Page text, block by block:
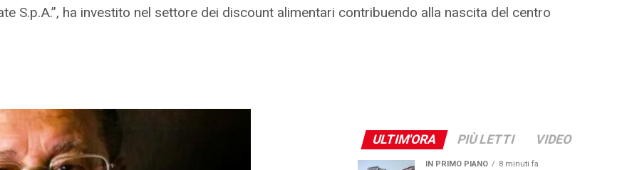
S.p.A.”, ha investito nel settore dei discount alimentari contribuendo alla nascita del centro
ULTIM'ORA PIÙ LETTI VIDEO
IN PRIMO PIANO 8 minuti fa